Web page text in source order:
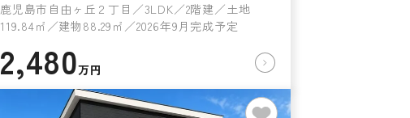
鹿児島市自由ヶ丘２丁目／3LDK／2階建／土地
119.84㎡／建物88.29㎡／2026年9月完成予定
2,480万円